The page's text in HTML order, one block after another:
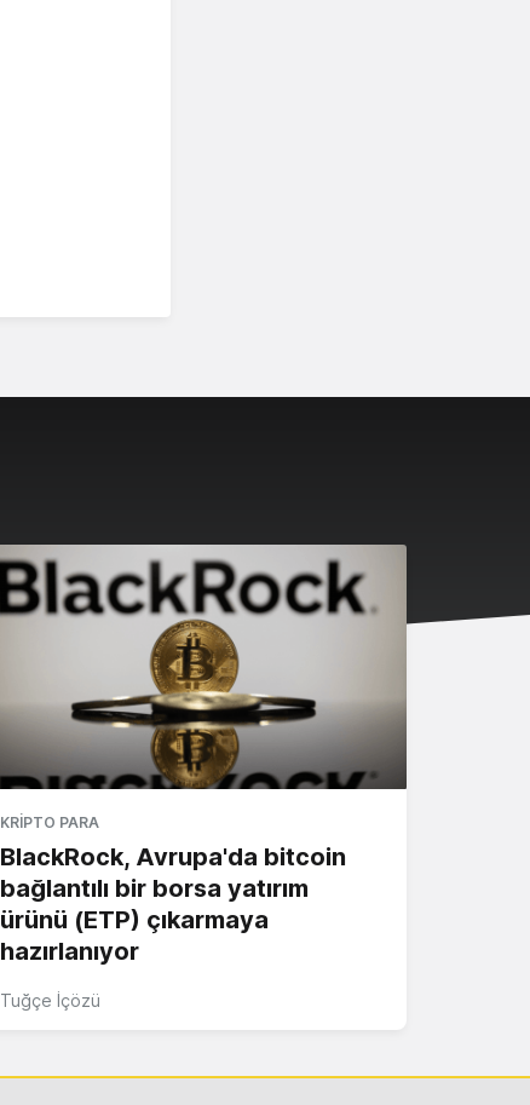
KRIPTO PARA
BlackRock, Avrupa'da bitcoin
bağlantılı bir borsa yatırım
ürünü (ETP) çıkarmaya
hazırlanıyor
Tuğçe İçözü